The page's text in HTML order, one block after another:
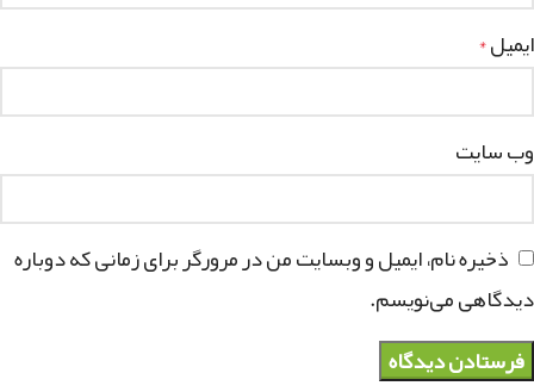
ایمیل*
وب‌ سایت
ذخیره نام، ایمیل و وبسایت من در مرورگر برای زمانی که دوباره
دیدگاهی می‌نویسم.